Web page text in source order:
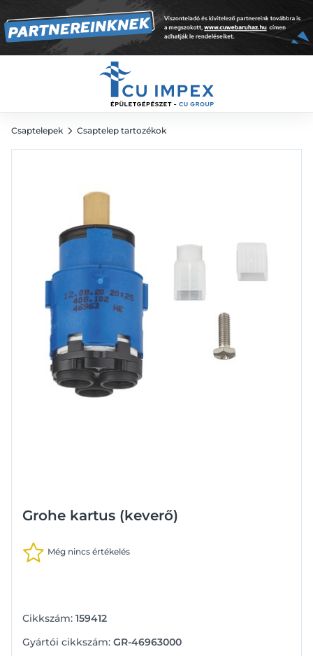
Csaptelepek Csaptelep tartozékok
Grohe kartus (keverő)
Még nincs értékelés
Cikkszám: 159412
Gyártói cikkszám: GR-46963000
11 209 Ft